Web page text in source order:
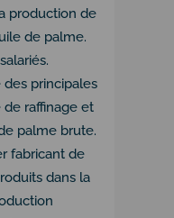
production de
de palme.
principales
raffinage et
palme brute.
fabricant de
dans la